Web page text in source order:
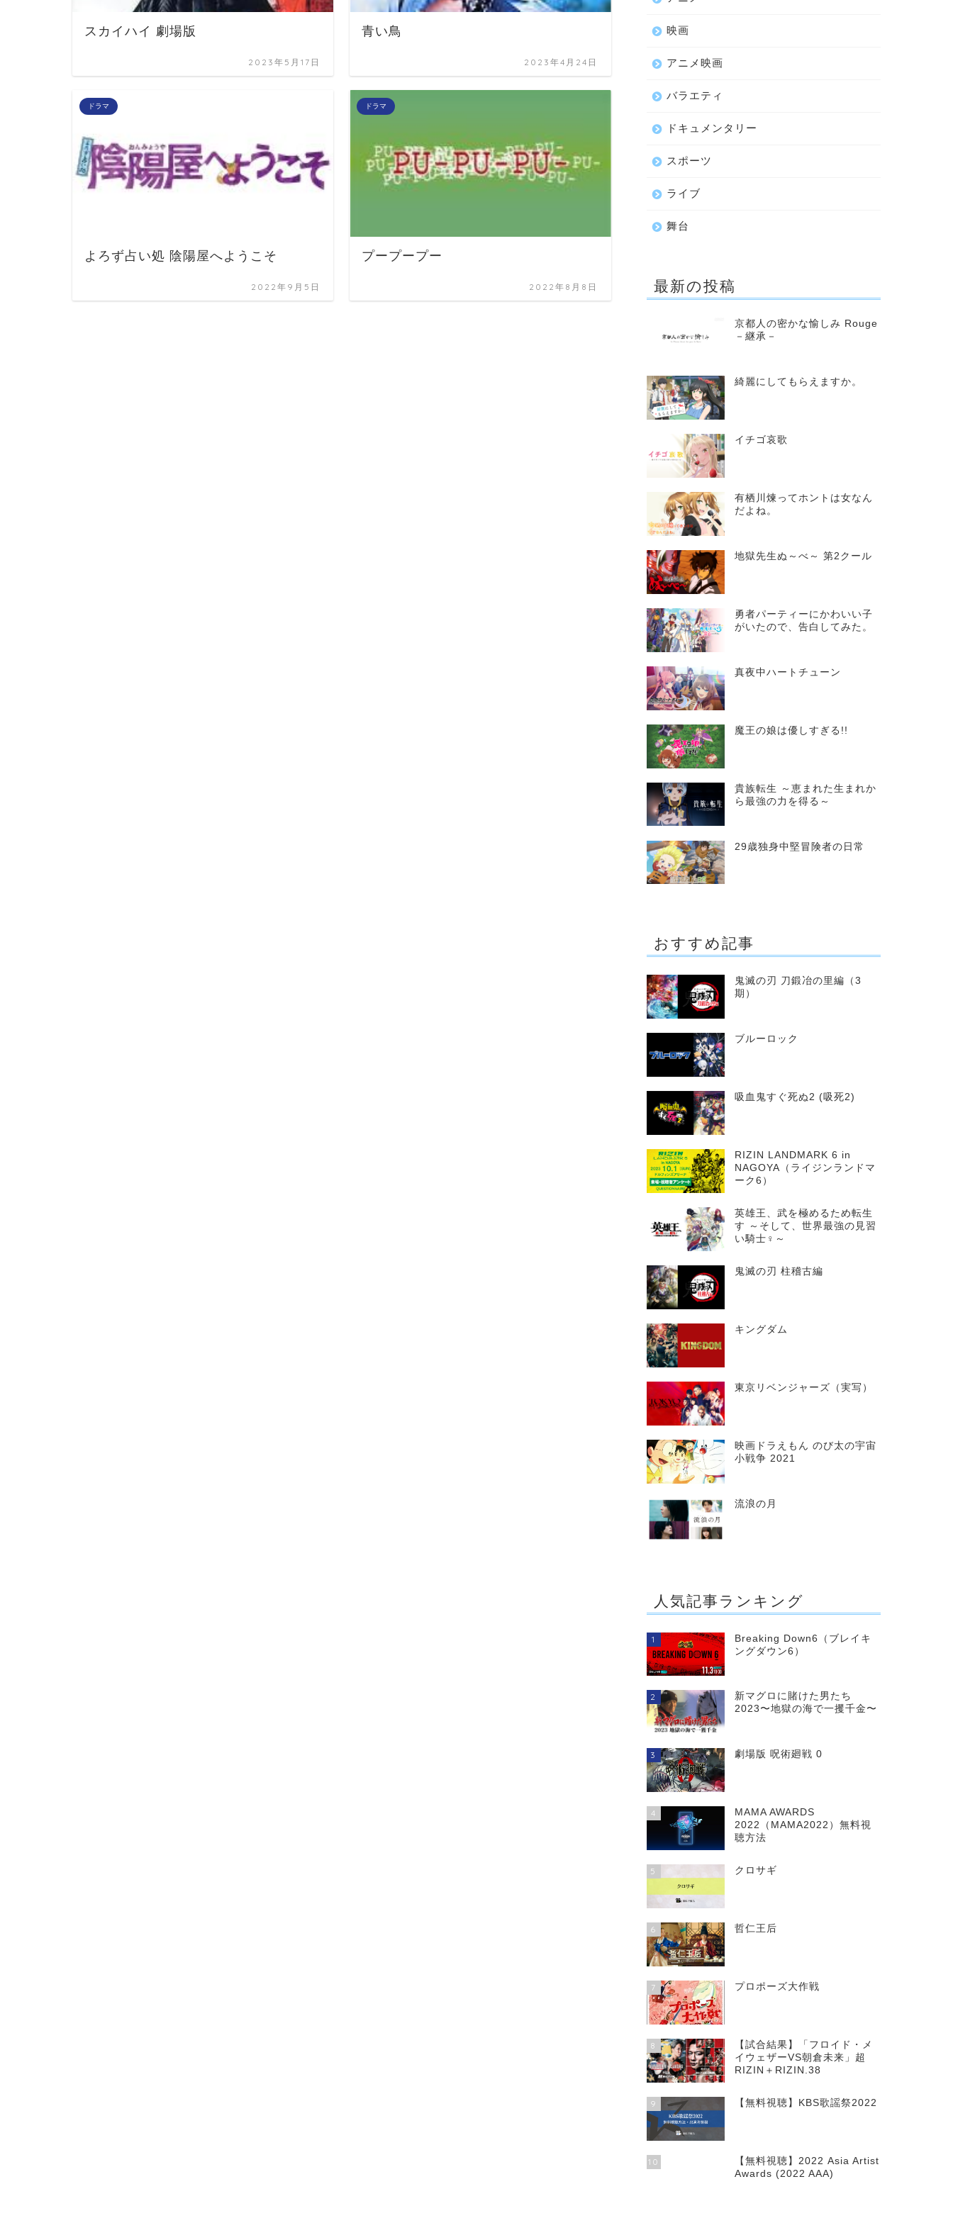
スカイハイ 劇場版
2023年5月17日
青い鳥
2023年4月24日
ドラマ
よろず占い処 陰陽屋へようこそ
2022年9月5日
ドラマ
プープープー
2022年8月8日
映画
アニメ映画
バラエティ
ドキュメンタリー
スポーツ
ライブ
舞台
最新の投稿
京都人の密かな愉しみ Rouge
－継承－
綺麗にしてもらえますか。
イチゴ哀歌
有栖川煉ってホントは女なん
だよね。
地獄先生ぬ～べ～ 第2クール
勇者パーティーにかわいい子
がいたので、告白してみた。
真夜中ハートチューン
魔王の娘は優しすぎる!!
貴族転生 ～恵まれた生まれか
ら最強の力を得る～
29歳独身中堅冒険者の日常
おすすめ記事
鬼滅の刃 刀鍛冶の里編（3
期）
ブルーロック
吸血鬼すぐ死ぬ2 (吸死2)
RIZIN LANDMARK 6 in
NAGOYA（ライジンランドマ
ーク6）
英雄王、武を極めるため転生
す ～そして、世界最強の見習
い騎士♀～
鬼滅の刃 柱稽古編
キングダム
東京リベンジャーズ（実写）
映画ドラえもん のび太の宇宙
小戦争 2021
流浪の月
人気記事ランキング
1
Breaking Down6（ブレイキ
ングダウン6）
2
新マグロに賭けた男たち
2023〜地獄の海で一攫千金〜
3 劇場版 呪術廻戦 0
4
MAMA AWARDS
2022（MAMA2022）無料視
聴方法
5 クロサギ
6 哲仁王后
7 プロポーズ大作戦
8
【試合結果】「フロイド・メ
イウェザーVS朝倉未来」超
RIZIN＋RIZIN.38
9 【無料視聴】KBS歌謡祭2022
10
【無料視聴】2022 Asia Artist
Awards (2022 AAA)